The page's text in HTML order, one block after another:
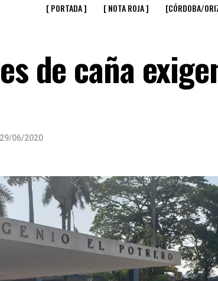
[ PORTADA ] [ NOTA ROJA ] [CÓRDOBA/
de caña
29/06/2020